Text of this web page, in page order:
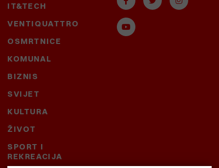
IT&TECH
VENTIQUATTRO
OSMRTNICE
KOMUNAL
BIZNIS
SVIJET
KULTURA
ŽIVOT
SPORT I
REKREACIJA